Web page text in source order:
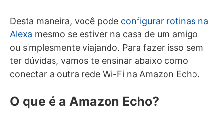
Desta maneira, você pode configurar rotinas na
Alexa mesmo se estiver na casa de um amigo
ou simplesmente viajando. Para fazer isso sem
ter dúvidas, vamos te ensinar abaixo como
conectar a outra rede Wi-Fi na Amazon Echo.
O que é a Amazon Echo?